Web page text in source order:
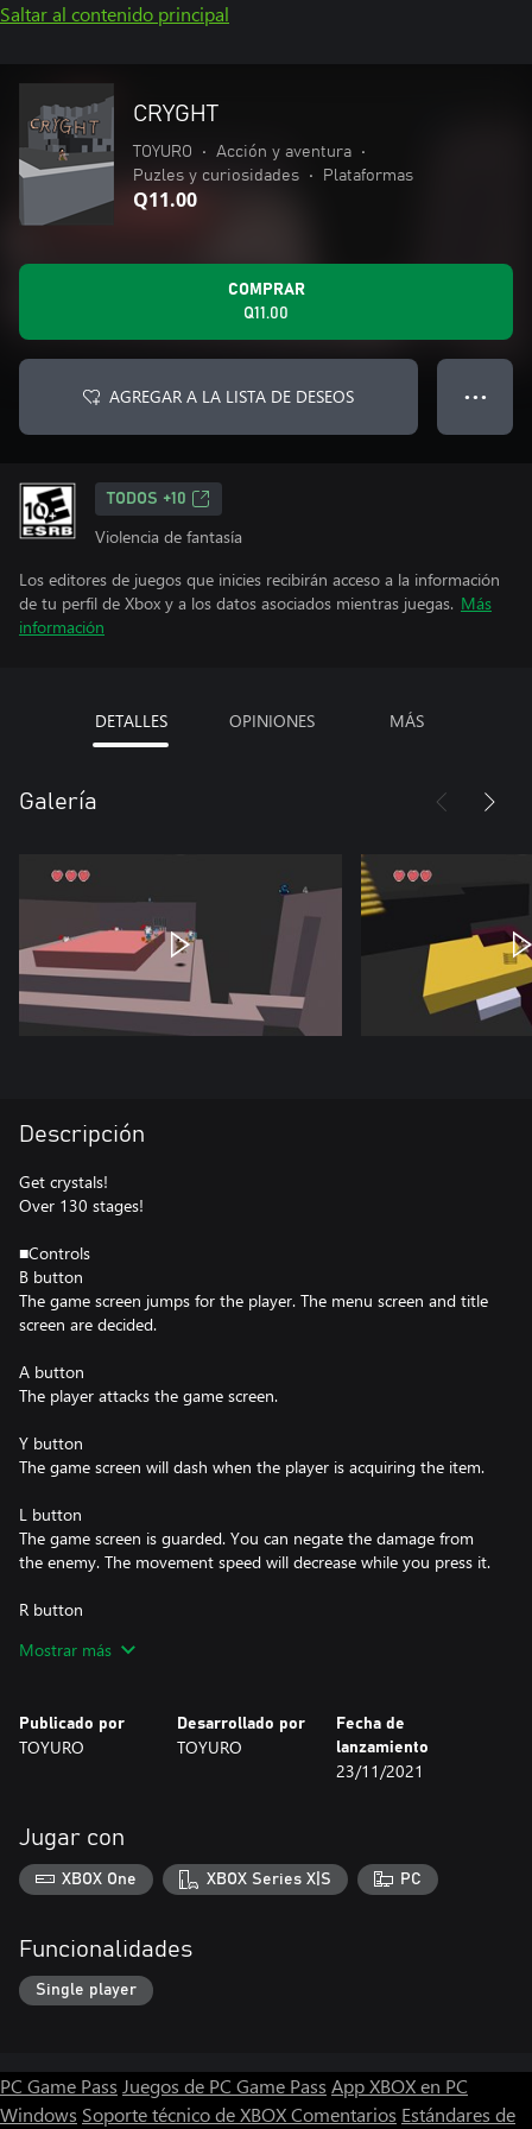
Saltar al contenido principal
CRYGHT
TOYURO • Acción y aventura
•
Puzles y curiosidades
• Plataformas
Q11.00
COMPRAR
Q11.00
AGREGAR A LA LISTA DE DESEOS ● ● ●
TODOS +10
Violencia de fantasía
Los editores de juegos que inicies recibirán acceso a la información
de tu perfil de Xbox y a los datos asociados mientras juegas. Más
información
DETALLES OPINIONES MÁS
Galería
Descripción
Get crystals!
Over 130 stages!
■Controls
B button
The game screen jumps for the player. The menu screen and title
screen are decided.
A button
The player attacks the game screen.
Y button
The game screen will dash when the player is acquiring the item.
L button
The game screen is guarded. You can negate the damage from
the enemy. The movement speed will decrease while you press it.
R button
Left stick
Start button / Select button
On the game screen, open the menu screen.
The purpose is to get the crystals that are on stage.
[Game screen]
gone, it will be revived at the beginning of the stage.
Mostrar más
Publicado por
TOYURO
Desarrollado por
TOYURO
Fecha de
lanzamiento
23/11/2021
Jugar con
XBOX One XBOX Series X|S PC
Funcionalidades
Single player
PC Game Pass Juegos de PC Game Pass App XBOX en PC
Windows Soporte técnico de XBOXComentarios Estándares de